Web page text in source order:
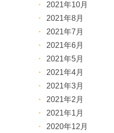
2021年10月
2021年8月
2021年7月
2021年6月
2021年5月
2021年4月
2021年3月
2021年2月
2021年1月
2020年12月